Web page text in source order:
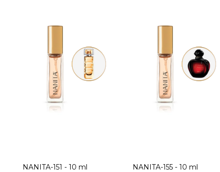
NANITA-151 - 10 ml NANITA-155 - 10 ml